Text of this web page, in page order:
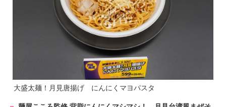
大盛太麺！月見唐揚げ にんにくマヨパスタ